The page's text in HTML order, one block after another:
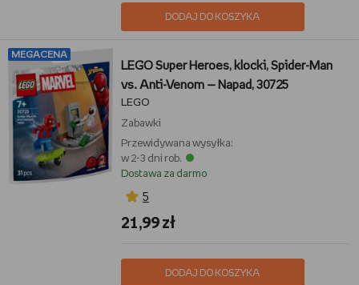
DODAJ DO KOSZYKA
MEGACENA
LEGO Super Heroes, klocki, Spider-Man
vs. Anti-Venom — Napad, 30725
LEGO
Zabawki
Przewidywana wysyłka:
w 2-3 dni rob.
Dostawa za darmo
5
21,99 zł
DODAJ DO KOSZYKA